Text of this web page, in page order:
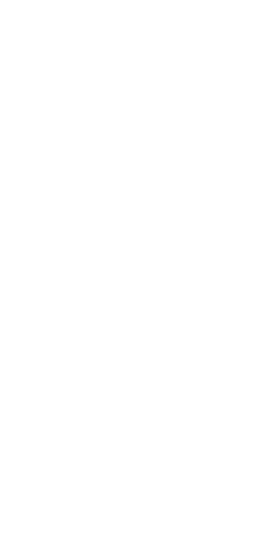
auf Erfolgskurs